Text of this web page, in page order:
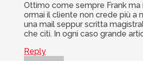
Ottimo come sempre Frank ma
ormai il cliente non crede più a
una mail seppur scritta
che citi. In ogni caso grande
Reply